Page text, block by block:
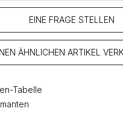
EINE FRAGE STELLEN
ÄHNLICHEN ARTIKEL
Tabelle